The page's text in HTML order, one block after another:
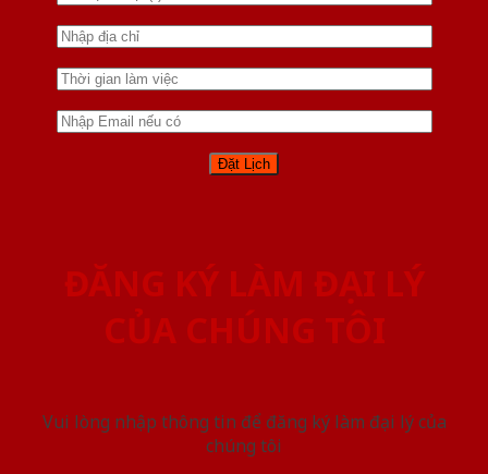
ĐĂNG KÝ LÀM ĐẠI LÝ
CỦA CHÚNG TÔI
Vui lòng nhập thông tin để đăng ký làm đại lý của
chúng tôi